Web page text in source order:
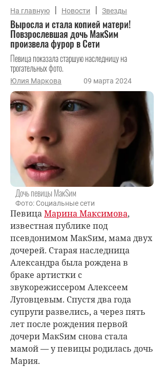
На главную | Новости | Звезды
Выросла и стала копией матери!
Повзрослевшая дочь МакSим
произвела фурор в Сети
Певица показала старшую наследницу на
трогательных фото.
Юлия Маркова 09 марта 2024
Дочь певицы МакSим
Фото: Социальные сети
ПевицаМарина Максимова,
известная публике под
псевдонимом МакSим, мама двух
дочерей. Старая наследница
Александра была рождена в
браке артистки с
звукорежиссером Алексеем
Луговцевым. Спустя два года
супруги развелись, а через пять
лет после рождения первой
дочери МакSим снова стала
мамой — у певицы родилась дочь
Мария.